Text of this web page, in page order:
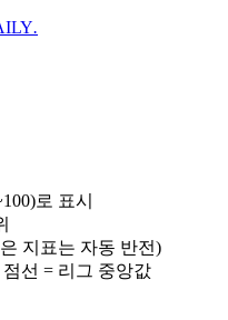
.
로 표시
지표는 자동 반전)
선 = 리그 중앙값